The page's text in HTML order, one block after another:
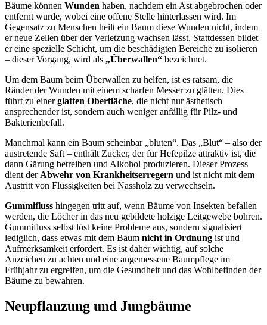
Bäume können Wunden haben, nachdem ein Ast abgebrochen oder
entfernt wurde, wobei eine offene Stelle hinterlassen wird. Im
Gegensatz zu Menschen heilt ein Baum diese Wunden nicht, indem
er neue Zellen über der Verletzung wachsen lässt. Stattdessen bildet
er eine spezielle Schicht, um die beschädigten Bereiche zu isolieren
– dieser Vorgang, wird als „Überwallen“ bezeichnet.
Um dem Baum beim Überwallen zu helfen, ist es ratsam, die
Ränder der Wunden mit einem scharfen Messer zu glätten. Dies
führt zu einerglatten Oberfläche, die nicht nur ästhetisch
ansprechender ist, sondern auch weniger anfällig für Pilz- und
Bakterienbefall.
Manchmal kann ein Baum scheinbar „bluten“. Das „Blut“ – also der
austretende Saft – enthält Zucker, der für Hefepilze attraktiv ist, die
dann Gärung betreiben und Alkohol produzieren. Dieser Prozess
dient der Abwehr von Krankheitserregern und ist nicht mit dem
Austritt von Flüssigkeiten bei Nassholz zu verwechseln.
Gummifluss hingegen tritt auf, wenn Bäume von Insekten befallen
werden, die Löcher in das neu gebildete holzige Leitgewebe bohren.
Gummifluss selbst löst keine Probleme aus, sondern signalisiert
lediglich, dass etwas mit dem Baum nicht in Ordnung ist und
Aufmerksamkeit erfordert. Es ist daher wichtig, auf solche
Anzeichen zu achten und eine angemessene Baumpflege im
Frühjahr zu ergreifen, um die Gesundheit und das Wohlbefinden der
Bäume zu bewahren.
Neupflanzung und Jungbäume